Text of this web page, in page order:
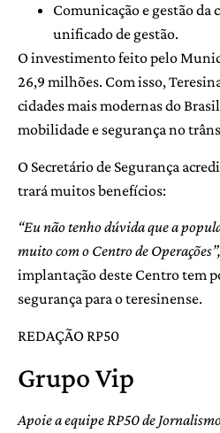
Comunicação e gestão da
unificado de gestão.
O investimento feito pelo
26,9 milhões. Com isso,
cidades mais modernas do
mobilidade e segurança no
O Secretário de Segurança
trará muitos benefícios:
“Eu não tenho dúvida que a
muito com o Centro de Operações”,
implantação deste Centro tem
segurança para o teresinense.
REDAÇÃO RP50
Grupo Vip
Apoie a equipe RP50 de